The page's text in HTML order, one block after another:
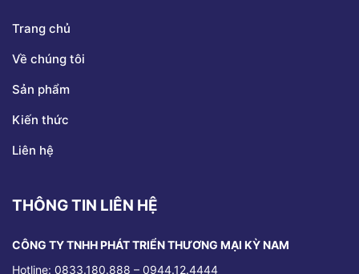
Trang chủ
Về chúng tôi
Sản phẩm
Kiến thức
Liên hệ
THÔNG TIN LIÊN HỆ
CÔNG TY TNHH PHÁT TRIỂN THƯƠNG MẠI KỲ NAM
Hotline: 0833.180.888 – 0944.12.4444